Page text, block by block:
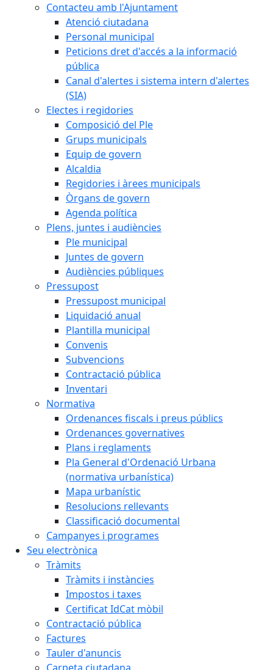
Contacteu amb l'Ajuntament
Atenció ciutadana
Personal municipal
Peticions dret d'accés a la informació
pública
Canal d'alertes i sistema intern d'alertes
(SIA)
Electes i regidories
Composició del Ple
Grups municipals
Equip de govern
Alcaldia
Regidories i àrees municipals
Òrgans de govern
Agenda política
Plens, juntes i audiències
Ple municipal
Juntes de govern
Audiències públiques
Pressupost
Pressupost municipal
Liquidació anual
Plantilla municipal
Convenis
Subvencions
Contractació pública
Inventari
Normativa
Ordenances fiscals i preus públics
Ordenances governatives
Plans i reglaments
Pla General d'Ordenació Urbana
(normativa urbanística)
Mapa urbanístic
Resolucions rellevants
Classificació documental
Campanyes i programes
Seu electrònica
Tràmits
Tràmits i instàncies
Impostos i taxes
Certificat IdCat mòbil
Contractació pública
Factures
Tauler d'anuncis